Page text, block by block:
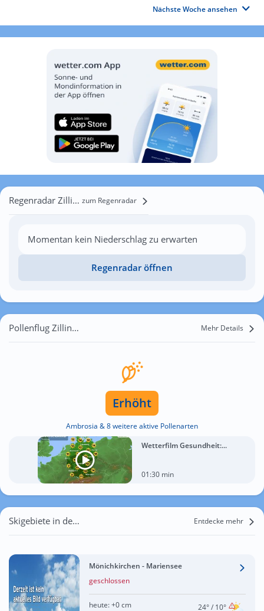
Nächste Woche ansehen
Regenradar Zillingtal zum Regenradar
Momentan kein Niederschlag zu erwarten
Regenradar öffnen
Pollenflug Zillingtal Mehr Details
Erhöht
Ambrosia & 8 weitere aktive Pollenarten
Wetterfilm Gesundheit:...
01:30 min
Skigebiete in der Nähe von Zillingtal Entdecke mehr
Mönichkirchen - Mariensee
geschlossen
heute:+0 cm 24°/ 10°